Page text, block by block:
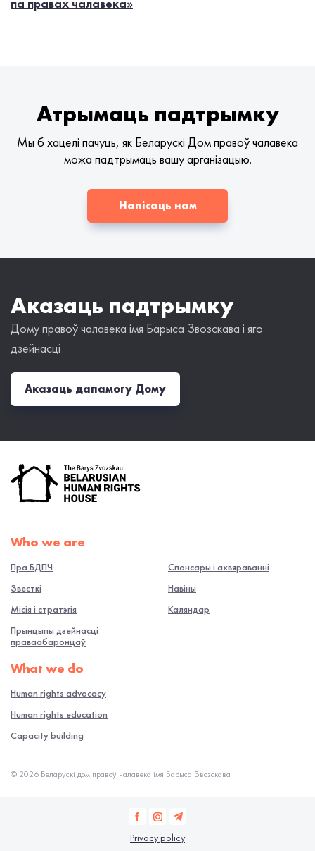
Атрымаць падтрымку
Мы б хацелі пачуць, як Беларускі Дом правоў чалавека
можа падтрымаць вашу арганізацыю.
Напісаць нам
Аказаць падтрымку
Дому правоў чалавека імя Барыса Звозскава і яго
дзейнасці
Аказаць дапамогу Дому
Who we are
Пра БДПЧ
Звесткі
Місія і стратэгія
Прынцыпы дзейнасці
праваабаронцаў
Спонсары і ахвяраванні
Навiны
Каляндар
What we do
Human rights advocacy
Human rights education
Capacity building
© 2026 Беларускі дом правоў чалавека імя Барыса Звозскава
Privacy policy